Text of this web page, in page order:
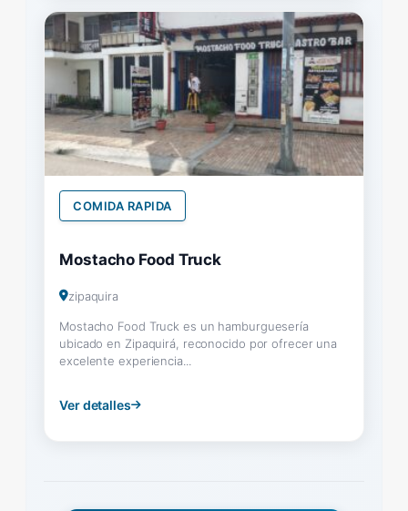
COMIDA RAPIDA
Mostacho Food Truck
zipaquira
Mostacho Food Truck es un hamburguesería
ubicado en Zipaquirá, reconocido por ofrecer una
excelente experiencia...
Ver detalles